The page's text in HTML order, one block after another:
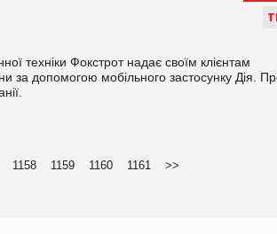
Т
техніки Фокстрот надає своїм клієнтам
за допомогою мобільного застосунку Дія.
1158 1159 1160 1161 >>